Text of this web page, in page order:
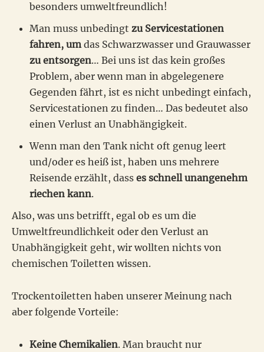
besonders umweltfreundlich!
Man muss unbedingt zu Servicestationen
fahren, umdas Schwarzwasser und Grauwasser
zu entsorgen… Bei uns ist das kein großes
Problem, aber wenn man in abgelegenere
Gegenden fährt, ist es nicht unbedingt einfach,
Servicestationen zu finden… Das bedeutet also
einen Verlust an Unabhängigkeit.
Wenn man den Tank nicht oft genug leert
und/oder es heiß ist, haben uns mehrere
Reisende erzählt, dass es schnell unangenehm
riechen kann.
Also, was uns betrifft, egal ob es um die
Umweltfreundlichkeit oder den Verlust an
Unabhängigkeit geht, wir wollten nichts von
chemischen Toiletten wissen.
Trockentoiletten haben unserer Meinung nach
aber folgende Vorteile:
Keine Chemikalien. Man braucht nur